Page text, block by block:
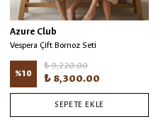
Azure Club
Vespera Çift Bornoz Seti
%10
₺ 9,220.00
₺ 8,300.00
SEPETE EKLE